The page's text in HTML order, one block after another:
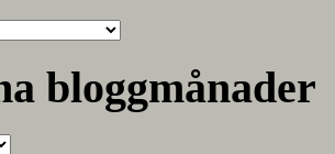
bloggmånader